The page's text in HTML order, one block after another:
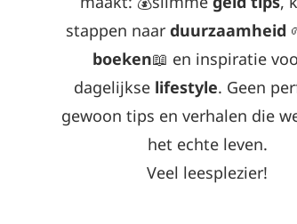
stappen naar duurzaamheid
boeken📖 en inspiratie
dagelijkse lifestyle. Geen
gewoon tips en verhalen die
het echte leven.
Veel leesplezier!